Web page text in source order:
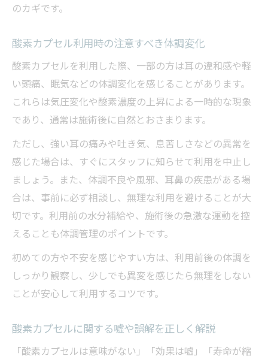
のカギです。
酸素カプセル利用時の注意すべき体調変化
酸素カプセルを利用した際、一部の方は耳の違和感や軽
い頭痛、眠気などの体調変化を感じることがあります。
これらは気圧変化や酸素濃度の上昇による一時的な現象
であり、通常は施術後に自然とおさまります。
ただし、強い耳の痛みや吐き気、息苦しさなどの異常を
感じた場合は、すぐにスタッフに知らせて利用を中止し
ましょう。また、体調不良や風邪、耳鼻の疾患がある場
合は、事前に必ず相談し、無理な利用を避けることが大
切です。利用前の水分補給や、施術後の急激な運動を控
えることも体調管理のポイントです。
初めての方や不安を感じやすい方は、利用前後の体調を
しっかり観察し、少しでも異変を感じたら無理をしない
ことが安心して利用するコツです。
酸素カプセルに関する嘘や誤解を正しく解説
「酸素カプセルは意味がない」「効果は嘘」「寿命が縮